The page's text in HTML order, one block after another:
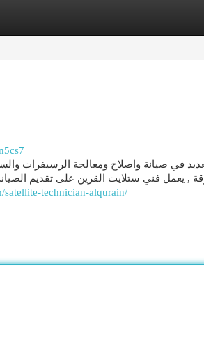
في صيانة واصلاح ومعالجة الرسيفرات
, يعمل فني ستلايت القرين على تقديم
satellite-technician-alqurain/